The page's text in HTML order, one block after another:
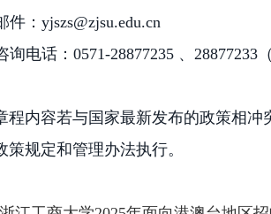
件： yjszs@zjsu.edu.cn
询电话： 0571-28877235 、28877233
程内容若与国家最新发布的政策相
策规定和管理办法执行。